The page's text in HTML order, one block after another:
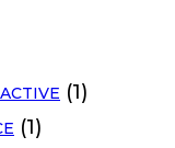
(1)
(1)